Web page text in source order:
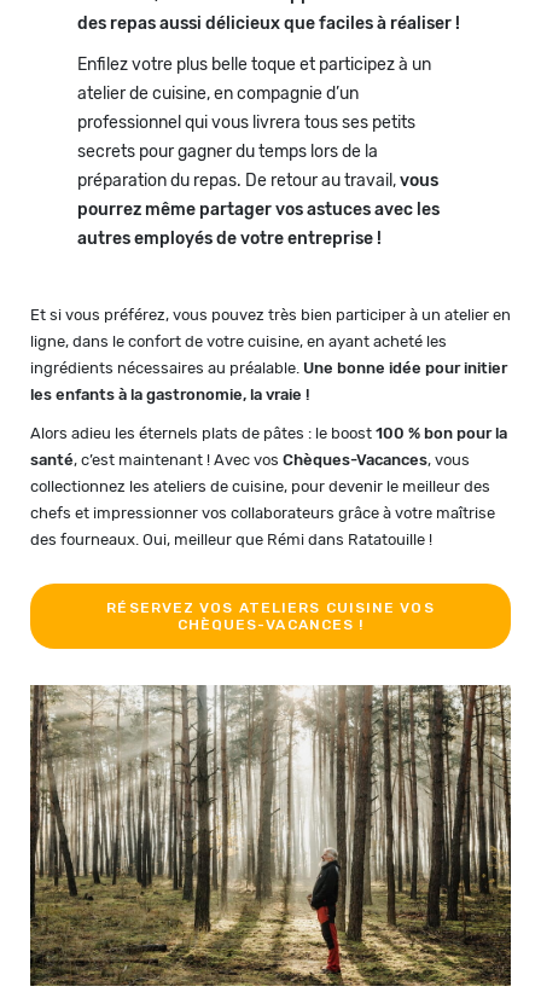
des repas aussi délicieux que faciles à réaliser !
Enfilez votre plus belle toque et participez à un
atelier de cuisine, en compagnie d’un
professionnel qui vous livrera tous ses petits
secrets pour gagner du temps lors de la
préparation du repas. De retour au travail,vous
pourrez même partager vos astuces avec les
autres employés de votre entreprise !
Et si vous préférez, vous pouvez très bien participer à un atelier en
ligne, dans le confort de votre cuisine, en ayant acheté les
ingrédients nécessaires au préalable. Une bonne idée pour initier
les enfants à la gastronomie, la vraie !
Alors adieu les éternels plats de pâtes : le boost 100 % bon pour la
santé, c’est maintenant ! Avec vos Chèques-Vacances, vous
collectionnez les ateliers de cuisine, pour devenir le meilleur des
chefs et impressionner vos collaborateurs grâce à votre maîtrise
des fourneaux. Oui, meilleur que Rémi dans Ratatouille !
RÉSERVEZ VOS ATELIERS CUISINE VOS
CHÈQUES-VACANCES !